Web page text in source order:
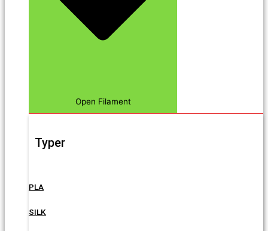
Open Filament
Typer
PLA
SILK